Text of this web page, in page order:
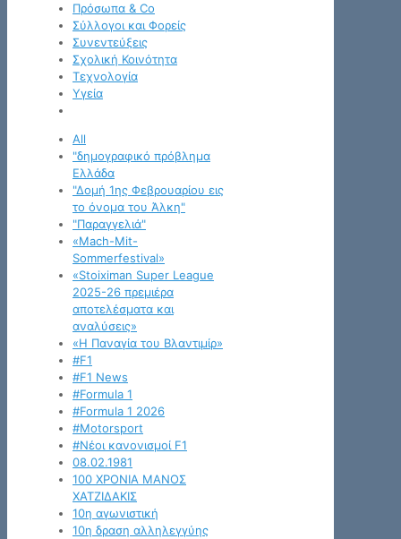
Πρόσωπα & Co
Σύλλογοι και Φορείς
Συνεντεύξεις
Σχολική Κοινότητα
Τεχνολογία
Υγεία
All
"δημογραφικό πρόβλημα
Ελλάδα
"Δομή 1ης Φεβρουαρίου εις
το όνομα του Άλκη"
"Παραγγελιά"
«Mach-Mit-
Sommerfestival»
«Stoiximan Super League
2025-26 πρεμιέρα
αποτελέσματα και
αναλύσεις»
«Η Παναγία του Βλαντιμίρ»
#F1
#F1 News
#Formula 1
#Formula 1 2026
#Motorsport
#Νέοι κανονισμοί F1
08.02.1981
100 ΧΡΟΝΙΑ ΜΑΝΟΣ
ΧΑΤΖΙΔΑΚΙΣ
10η αγωνιστική
10η δραση αλληλεγγύης